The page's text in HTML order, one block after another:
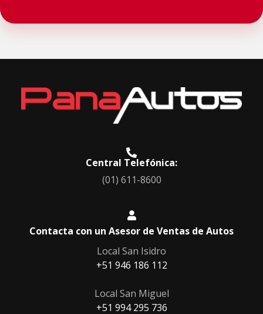
Central Telefónica:
(01) 611-8600
Contacta con un Asesor de Ventas de Autos
Local San Isidro
+51 946 186 112
Local San Miguel
‎+51 994 295 736